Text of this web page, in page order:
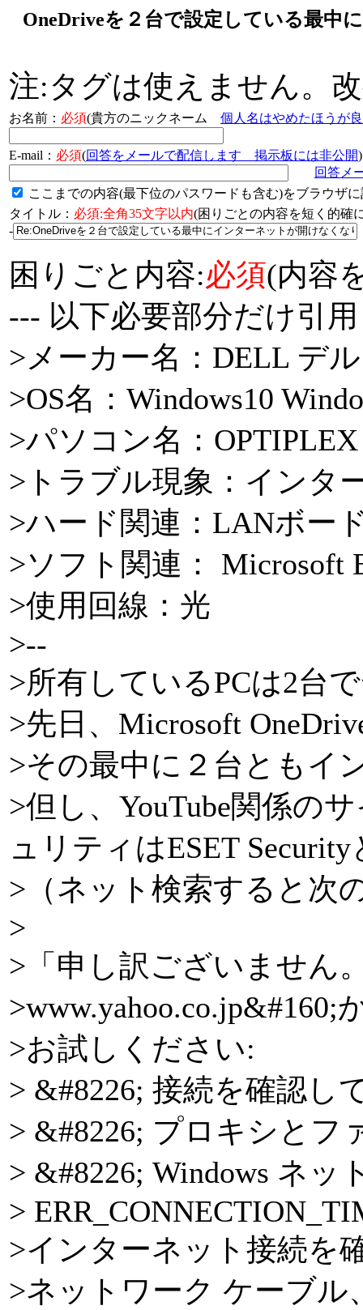
OneDriveを２台で設定している最中
注:タグは使えません。
お名前： 必須(貴方のニックネーム 個人名はやめたほうが
E-mail： 必須(回答をメールで配信します 掲示板には非公開)
回答メ
ここまでの内容(最下位のパスワードも含む)をブラウザ
タイトル： 必須:全角35文字以内(困りごとの内容を短く的
-
困りごと内容:必須(内容
--- 以下必要部分だけ引
>メーカー名：DELL デ
>OS名：Windows10
>パソコン名：
>トラブル現象：インタ
>ハード関連：LANボー
>ソフト関連： Microsoft
>使用回線：光
>--
>所有しているPCは2台
>先日、Microsoft
>その最中に２台ともイ
>但し、YouTube関係の
ュリティはESET
>（ネット検
>
>「申し訳ございません
>お試しください:
> &#8226; 接続を確認し
> &#8226; プロキシとフ
> &#8226; Windows ネッ
>
>インターネット接続を
>ネットワーク ケーブ